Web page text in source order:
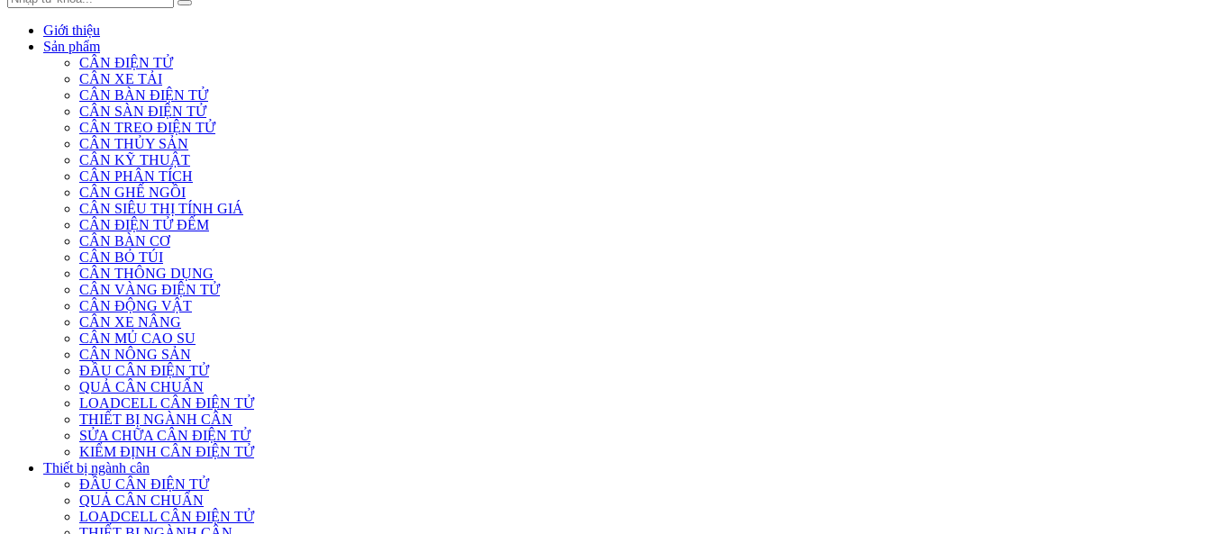
Giới thiệu
Sản phẩm
CÂN ĐIỆN TỬ
CÂN XE TẢI
CÂN BÀN ĐIỆN TỬ
CÂN SÀN ĐIỆN TỬ
CÂN TREO ĐIỆN TỬ
CÂN THỦY SẢN
CÂN KỸ THUẬT
CÂN PHÂN TÍCH
CÂN GHẾ NGỒI
CÂN SIÊU THỊ TÍNH GIÁ
CÂN ĐIỆN TỬ ĐẾM
CÂN BÀN CƠ
CÂN BỎ TÚI
CÂN THÔNG DỤNG
CÂN VÀNG ĐIỆN TỬ
CÂN ĐỘNG VẬT
CÂN XE NÂNG
CÂN MỦ CAO SU
CÂN NÔNG SẢN
ĐẦU CÂN ĐIỆN TỬ
QUẢ CÂN CHUẨN
LOADCELL CÂN ĐIỆN TỬ
THIẾT BỊ NGÀNH CÂN
SỬA CHỮA CÂN ĐIỆN TỬ
KIỂM ĐỊNH CÂN ĐIỆN TỬ
Thiết bị ngành cân
ĐẦU CÂN ĐIỆN TỬ
QUẢ CÂN CHUẨN
LOADCELL CÂN ĐIỆN TỬ